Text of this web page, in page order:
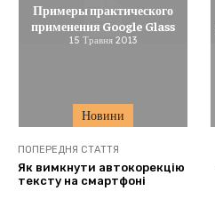
Новини
Примеры практического
применения Google Glass
15 Травня 2013
ПОПЕРЕДНЯ СТАТТЯ
Як вимкнути автокорекцію
тексту на смартфоні